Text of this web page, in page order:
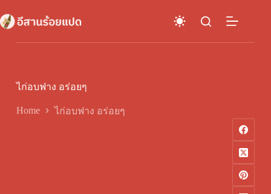
to
content
ไก่อบฟาง อร่อยๆ
Home ไก่อบฟาง อร่อยๆ